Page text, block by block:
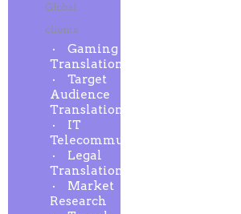
Global
clients
Gaming
Translation
Target
Audience
Translation
IT
Telecommunication
Legal
Translation
Market
Research